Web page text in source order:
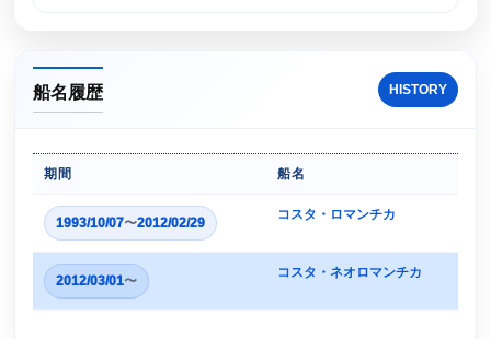
船名履歴 HISTORY
期間 船名
1993/10/07〜2012/02/29
コスタ・ロマンチカ
2012/03/01〜
コスタ・ネオロマンチカ